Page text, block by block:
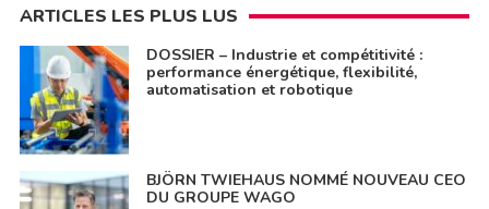
ARTICLES LES PLUS LUS
DOSSIER – Industrie et compétitivité :
performance énergétique, flexibilité,
automatisation et robotique
BJÖRN TWIEHAUS NOMMÉ NOUVEAU CEO
DU GROUPE WAGO